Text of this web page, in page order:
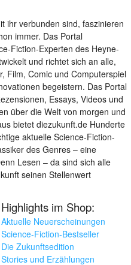
ihr verbunden sind, faszinieren
immer. Das Portal
Fiction-Experten des Heyne-
und richtet sich an alle,
Film, Comic und Computerspiel
begeistern. Das Portal
Essays, Videos und
über die Welt von morgen und
bietet diezukunft.de Hunderte
aktuelle Science-Fiction-
des Genres – eine
Lesen – da sind sich alle
seinen Stellenwert
Highlights im Shop:
Aktuelle Neuerscheinungen
Science-Fiction-Bestseller
Die Zukunftsedition
Stories und Erzählungen